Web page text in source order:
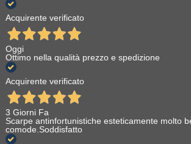
Acquirente verificato
Oggi
Ottimo nella qualità prezzo e spedizione
Acquirente verificato
3 Giorni Fa
Scarpe antinfortunistiche esteticamente molto
comode.Soddisfatto